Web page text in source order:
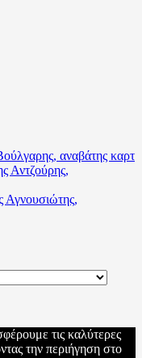
αναβάτης καρτ
Αντζούρης,
τις καλύτερες
την περιήγηση στο